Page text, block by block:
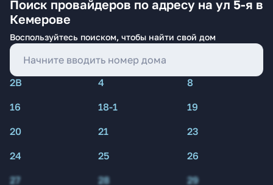
Поиск провайдеров по адресу на ул 5-я в
Кемерове
Воспользуйтесь поиском, чтобы найти свой дом
2В 4
8
16
18-1
19
20
21
23
24
25
26
27
28 29